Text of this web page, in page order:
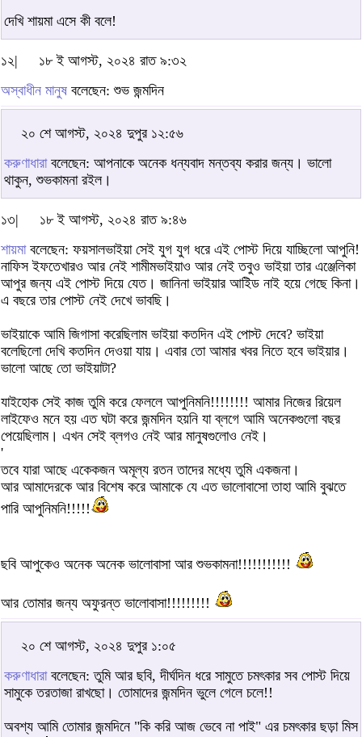
দেখি শায়মা এসে কী বলে!
১২|
১৮ ই আগস্ট, ২০২৪ রাত ৯:৩২
অস্বাধীন মানুষ বলেছেন: শুভ জন্মদিন
২০ শে আগস্ট, ২০২৪ দুপুর ১২:৫৬
করুণাধারাবলেছেন: আপনাকে অনেক ধন্যবাদ মন্তব্য করার জন্য। ভালো
থাকুন, শুভকামনা রইল।
১৩|
১৮ ই আগস্ট, ২০২৪ রাত ৯:৪৬
শায়মাবলেছেন: ফয়সালভাইয়া সেই যুগ যুগ ধরে এই পোস্ট দিয়ে যাচ্ছিলো আপুনি!
নাফিস ইফতেখারও আর নেই শামীমভাইয়াও আর নেই তবুও ভাইয়া তার এঞ্জেলিকা
আপুর জন্য এই পোস্ট দিয়ে যেত। জানিনা ভাইয়ার আইিড নাই হয়ে গেছে কিনা।
এ বছরে তার পোস্ট নেই দেখে ভাবছি।
ভাইয়াকে আমি জিগাসা করেছিলাম ভাইয়া কতদিন এই পোস্ট দেবে? ভাইয়া
বলেছিলো দেখি কতদিন দেওয়া যায়। এবার তো আমার খবর নিতে হবে ভাইয়ার।
ভালো আছে তো ভাইয়াটা?
যাইহোক সেই কাজ তুমি করে ফেললে আপুনিমনি!!!!!!!! আমার নিজের রিয়েল
লাইফেও মনে হয় এত ঘটা করে জন্মদিন হয়নি যা ব্লগে আমি অনেকগুলো বছর
পেয়েছিলাম। এখন সেই ব্লগও নেই আর মানুষগুলোও নেই।
'
তবে যারা আছে একেকজন অমূল্য রতন তাদের মধ্যে তুমি একজনা।
আর আমাদেরকে আর বিশেষ করে আমাকে যে এত ভালোবাসো তাহা আমি বুঝতে
পারি আপুনিমনি!!!!!
ছবি আপুকেও অনেক অনেক ভালোবাসা আর শুভকামনা!!!!!!!!!!!
আর তোমার জন্য অফুরন্ত ভালোবাসা!!!!!!!!!
২০ শে আগস্ট, ২০২৪ দুপুর ১:০৫
করুণাধারাবলেছেন: তুমি আর ছবি, দীর্ঘদিন ধরে সামুতে চমৎকার সব পোস্ট দিয়ে
সামুকে তরতাজা রাখছো। তোমাদের জন্মদিন ভুলে গেলে চলে!!
অবশ্য আমি তোমার জন্মদিনে "কি করি আজ ভেবে না পাই" এর চমৎকার ছড়া মিস